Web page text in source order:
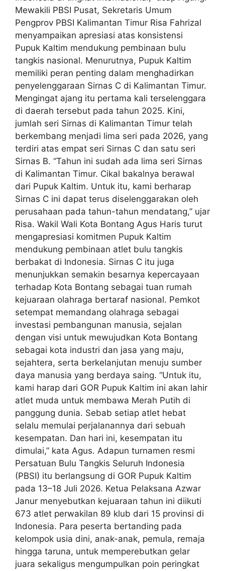
Mewakili PBSI Pusat, Sekretaris Umum
Pengprov PBSI Kalimantan Timur Risa Fahrizal
menyampaikan apresiasi atas konsistensi
Pupuk Kaltim mendukung pembinaan bulu
tangkis nasional. Menurutnya, Pupuk Kaltim
memiliki peran penting dalam menghadirkan
penyelenggaraan Sirnas C di Kalimantan Timur.
Mengingat ajang itu pertama kali terselenggara
di daerah tersebut pada tahun 2025. Kini,
jumlah seri Sirnas di Kalimantan Timur telah
berkembang menjadi lima seri pada 2026, yang
terdiri atas empat seri Sirnas C dan satu seri
Sirnas B. “Tahun ini sudah ada lima seri Sirnas
di Kalimantan Timur. Cikal bakalnya berawal
dari Pupuk Kaltim. Untuk itu, kami berharap
Sirnas C ini dapat terus diselenggarakan oleh
perusahaan pada tahun-tahun mendatang,” ujar
Risa. Wakil Wali Kota Bontang Agus Haris turut
mengapresiasi komitmen Pupuk Kaltim
mendukung pembinaan atlet bulu tangkis
berbakat di Indonesia. Sirnas C itu juga
menunjukkan semakin besarnya kepercayaan
terhadap Kota Bontang sebagai tuan rumah
kejuaraan olahraga bertaraf nasional. Pemkot
setempat memandang olahraga sebagai
investasi pembangunan manusia, sejalan
dengan visi untuk mewujudkan Kota Bontang
sebagai kota industri dan jasa yang maju,
sejahtera, serta berkelanjutan menuju sumber
daya manusia yang berdaya saing. “Untuk itu,
kami harap dari GOR Pupuk Kaltim ini akan lahir
atlet muda untuk membawa Merah Putih di
panggung dunia. Sebab setiap atlet hebat
selalu memulai perjalanannya dari sebuah
kesempatan. Dan hari ini, kesempatan itu
dimulai,” kata Agus. Adapun turnamen resmi
Persatuan Bulu Tangkis Seluruh Indonesia
(PBSI) itu berlangsung di GOR Pupuk Kaltim
pada 13–18 Juli 2026. Ketua Pelaksana Azwar
Janur menyebutkan kejuaraan tahun ini diikuti
673 atlet perwakilan 89 klub dari 15 provinsi di
Indonesia. Para peserta bertanding pada
kelompok usia dini, anak-anak, pemula, remaja
hingga taruna, untuk memperebutkan gelar
juara sekaligus mengumpulkan poin peringkat